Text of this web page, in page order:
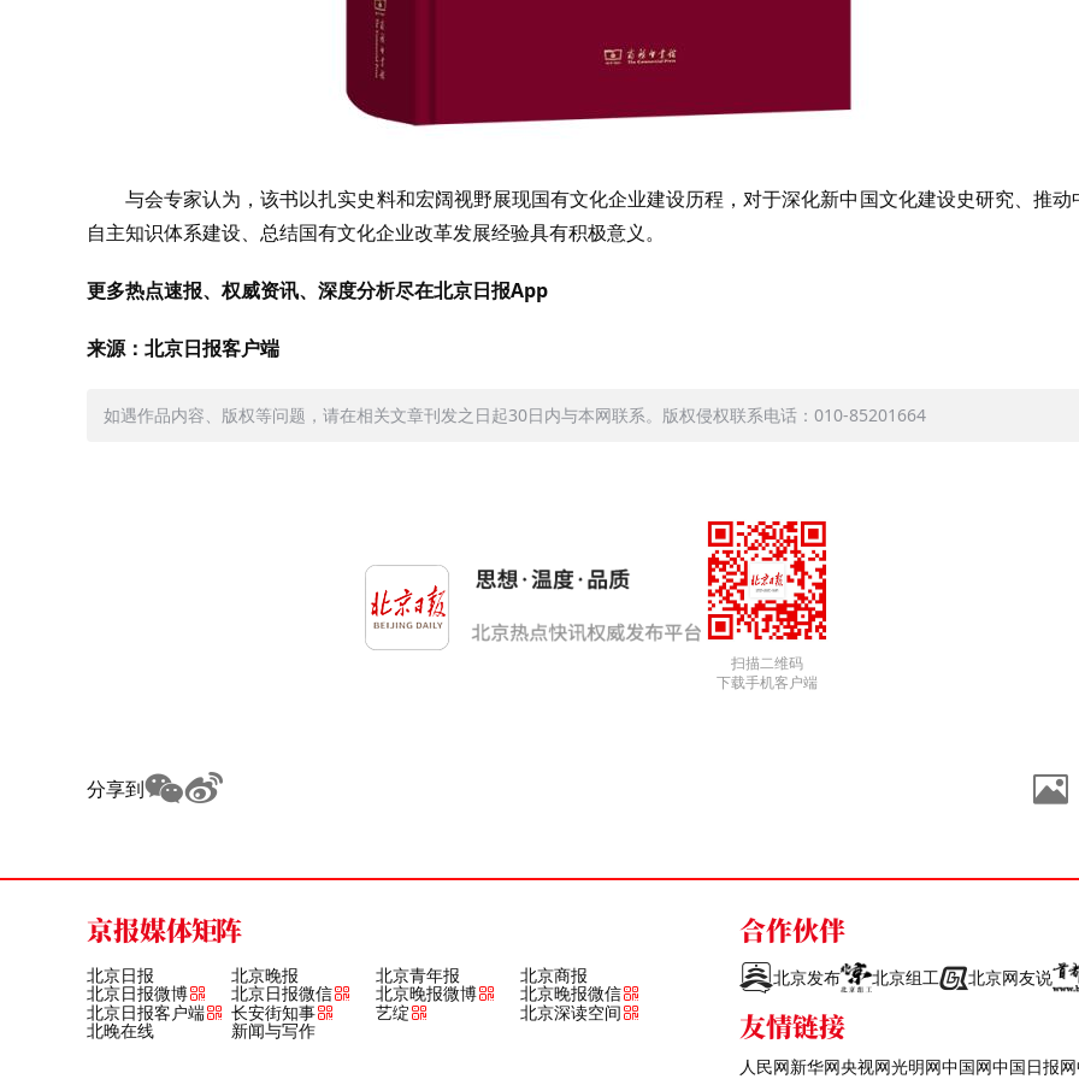
与会专家认为，该书以扎实史料和宏阔视野展现国有文化企业建设历程，对于深化新中国文化建设史研究、推动
自主知识体系建设、总结国有文化企业改革发展经验具有积极意义。
更多热点速报、权威资讯、深度分析尽在北京日报App
来源：北京日报客户端
如遇作品内容、版权等问题，请在相关文章刊发之日起30日内与本网联系。版权侵权联系电话：010-85201664
扫描二维码
下载手机客户端
分享到
京报媒体矩阵
北京日报 北京晚报 北京青年报 北京商报
北京日报微博 北京日报微信 北京晚报微博
北京晚报微信
北京日报客户端
长安街知事 艺绽 北京深读空间
北晚在线 新闻与写作
合作伙伴
北京发布 北京组工 北京网友说
友情链接
人民网新华网央视网光明网中国网中国日报网